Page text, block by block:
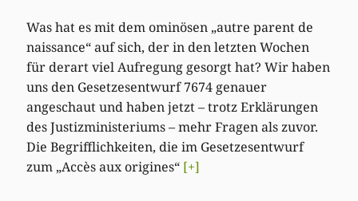
Was hat es mit dem ominösen „autre parent de
naissance“ auf sich, der in den letzten Wochen
für derart viel Aufregung gesorgt hat? Wir haben
uns den Gesetzesentwurf 7674 genauer
angeschaut und haben jetzt – trotz Erklärungen
des Justizministeriums – mehr Fragen als zuvor.
Die Begrifflichkeiten, die im Gesetzesentwurf
zum „Accès aux origines“ [+]